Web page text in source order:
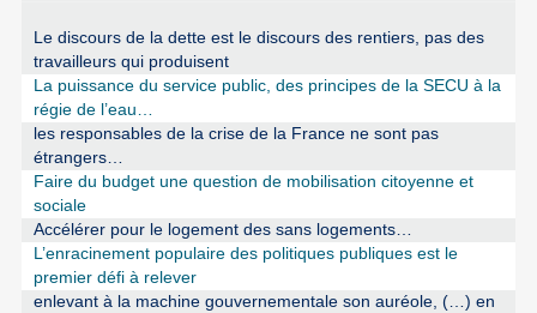
Le discours de la dette est le discours des rentiers, pas des
travailleurs qui produisent
La puissance du service public, des principes de la SECU à la
régie de l’eau…
les responsables de la crise de la France ne sont pas
étrangers…
Faire du budget une question de mobilisation citoyenne et
sociale
Accélérer pour le logement des sans logements…
L’enracinement populaire des politiques publiques est le
premier défi à relever
enlevant à la machine gouvernementale son auréole, (…) en